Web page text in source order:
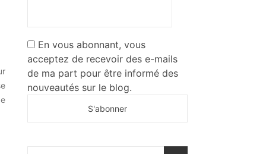
En vous abonnant, vous
acceptez de recevoir des e-mails
de ma part pour être informé des
nouveautés sur le blog.